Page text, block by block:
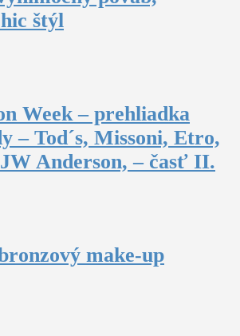
štýl
Week – prehliadka
– Tod´s, Missoni, Etro,
Anderson, – časť II.
make-up